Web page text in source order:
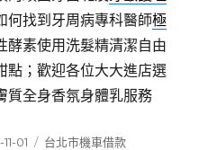
何找到牙周病專科醫師極
酵素使用洗髮精清潔自由
點；歡迎各位大大進店選
質全身香氛身體乳服務
01
分
台北市機車借款